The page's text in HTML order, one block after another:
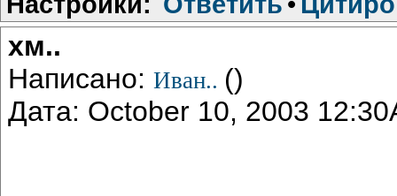
хм..
Написано: Иван.. ()
Дата: October 10, 2003